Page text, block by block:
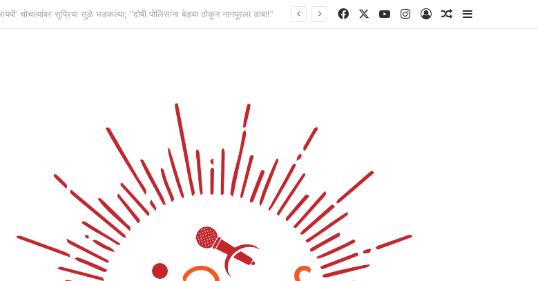
राष्ट्रवादी काँग्रेसचे नेते हारूनभाई इनामदार यांच्या सुजाणपणामुळे केजमधील अनर्थ टळला; वैयक्तिक प्रकरणावरून धार्मिक तेढ निर्माण करण्याचा प्रयत्न फसला! FacebookYouTubeInstagram
Log InRandom Article
Sidebar